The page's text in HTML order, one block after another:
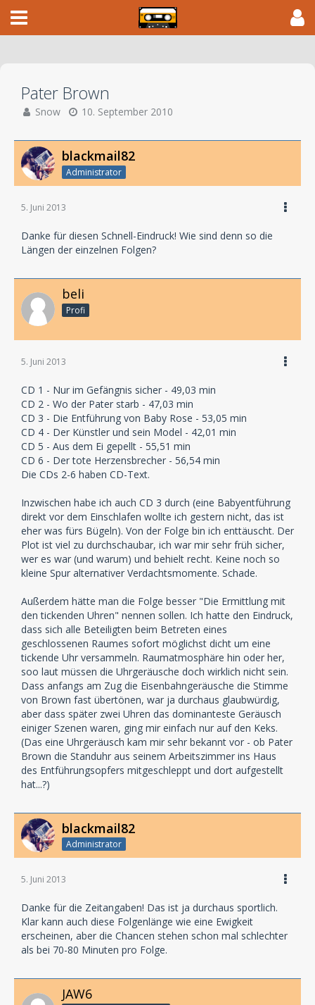
Pater Brown
Snow 10. September 2010
blackmail82
Administrator
5. Juni 2013
Danke für diesen Schnell-Eindruck! Wie sind denn so die
Längen der einzelnen Folgen?
beli
Profi
5. Juni 2013
CD 1 - Nur im Gefängnis sicher - 49,03 min
CD 2 - Wo der Pater starb - 47,03 min
CD 3 - Die Entführung von Baby Rose - 53,05 min
CD 4 - Der Künstler und sein Model - 42,01 min
CD 5 - Aus dem Ei gepellt - 55,51 min
CD 6 - Der tote Herzensbrecher - 56,54 min
Die CDs 2-6 haben CD-Text.
Inzwischen habe ich auch CD 3 durch (eine Babyentführung
direkt vor dem Einschlafen wollte ich gestern nicht, das ist
eher was fürs Bügeln). Von der Folge bin ich enttäuscht. Der
Plot ist viel zu durchschaubar, ich war mir sehr früh sicher,
wer es war (und warum) und behielt recht. Keine noch so
kleine Spur alternativer Verdachtsmomente. Schade.
Außerdem hätte man die Folge besser "Die Ermittlung mit
den tickenden Uhren" nennen sollen. Ich hatte den Eindruck,
dass sich alle Beteiligten beim Betreten eines
geschlossenen Raumes sofort möglichst dicht um eine
tickende Uhr versammeln. Raumatmosphäre hin oder her,
soo laut müssen die Uhrgeräusche doch wirklich nicht sein.
Dass anfangs am Zug die Eisenbahngeräusche die Stimme
von Brown fast übertönen, war ja durchaus glaubwürdig,
aber dass später zwei Uhren das dominanteste Geräusch
einiger Szenen waren, ging mir einfach nur auf den Keks.
(Das eine Uhrgeräusch kam mir sehr bekannt vor - ob Pater
Brown die Standuhr aus seinem Arbeitszimmer ins Haus
des Entführungsopfers mitgeschleppt und dort aufgestellt
hat...?)
blackmail82
Administrator
5. Juni 2013
Danke für die Zeitangaben! Das ist ja durchaus sportlich.
Klar kann auch diese Folgenlänge wie eine Ewigkeit
erscheinen, aber die Chancen stehen schon mal schlechter
als bei 70-80 Minuten pro Folge.
JAW6